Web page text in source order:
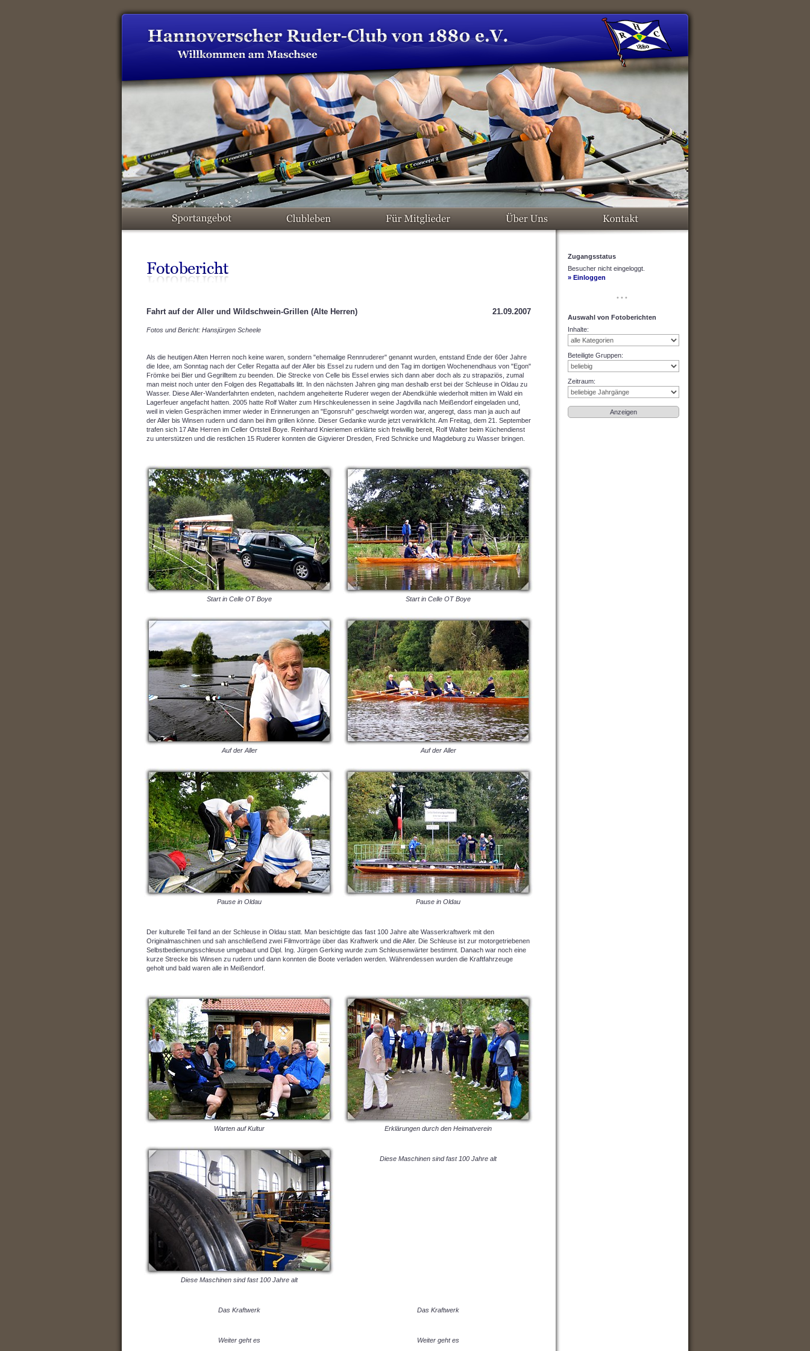
21.09.2007
Fahrt auf der Aller und Wildschwein-Grillen (Alte Herren)
Fotos und Bericht: Hansjürgen Scheele
Als die heutigen Alten Herren noch keine waren, sondern "ehemalige Rennruderer" genannt wurden, entstand Ende der 60er Jahre
die Idee, am Sonntag nach der Celler Regatta auf der Aller bis Essel zu rudern und den Tag im dortigen Wochenendhaus von "Egon"
Frömke bei Bier und Gegrilltem zu beenden. Die Strecke von Celle bis Essel erwies sich dann aber doch als zu strapaziös, zumal
man meist noch unter den Folgen des Regattaballs litt. In den nächsten Jahren ging man deshalb erst bei der Schleuse in Oldau zu
Wasser. Diese Aller-Wanderfahrten endeten, nachdem angeheiterte Ruderer wegen der Abendkühle wiederholt mitten im Wald ein
Lagerfeuer angefacht hatten. 2005 hatte Rolf Walter zum Hirschkeulenessen in seine Jagdvilla nach Meißendorf eingeladen und,
weil in vielen Gesprächen immer wieder in Erinnerungen an "Egonsruh" geschwelgt worden war, angeregt, dass man ja auch auf
der Aller bis Winsen rudern und dann bei ihm grillen könne. Dieser Gedanke wurde jetzt verwirklicht. Am Freitag, dem 21. September
trafen sich 17 Alte Herren im Celler Ortsteil Boye. Reinhard Knieriemen erklärte sich freiwillig bereit, Rolf Walter beim Küchendienst
zu unterstützen und die restlichen 15 Ruderer konnten die Gigvierer Dresden, Fred Schnicke und Magdeburg zu Wasser bringen.
Start in Celle OT Boye Start in Celle OT Boye
Auf der Aller Auf der Aller
Pause in Oldau Pause in Oldau
Der kulturelle Teil fand an der Schleuse in Oldau statt. Man besichtigte das fast 100 Jahre alte Wasserkraftwerk mit den
Originalmaschinen und sah anschließend zwei Filmvorträge über das Kraftwerk und die Aller. Die Schleuse ist zur motorgetriebenen
Selbstbedienungsschleuse umgebaut und Dipl. Ing. Jürgen Gerking wurde zum Schleusenwärter bestimmt. Danach war noch eine
kurze Strecke bis Winsen zu rudern und dann konnten die Boote verladen werden. Währendessen wurden die Kraftfahrzeuge
geholt und bald waren alle in Meißendorf.
Warten auf Kultur Erklärungen durch den Heimatverein
Diese Maschinen sind fast 100 Jahre alt
Diese Maschinen sind fast 100 Jahre alt
Das Kraftwerk Das Kraftwerk
Weiter geht es Weiter geht es
Zugangsstatus
Besucher nicht eingeloggt.
» Einloggen
• • •
Auswahl von Fotoberichten
Inhalte:
Beteiligte Gruppen:
Zeitraum: